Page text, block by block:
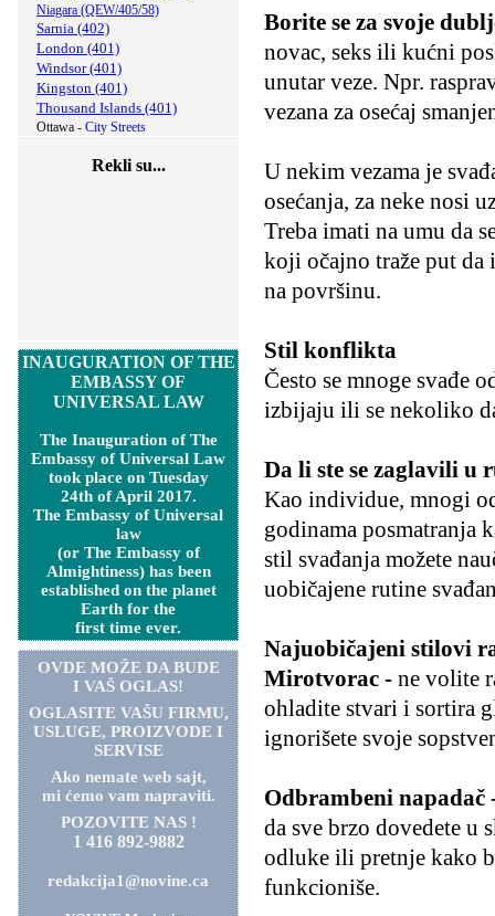
Niagara (QEW/405/58)
Sarnia (402)
London (401)
Windsor (401)
Kingston (401)
Thousand Islands (401)
Ottawa - City Streets
Rekli su...
INAUGURATION OF THE
EMBASSY OF
UNIVERSAL LAW
The Inauguration of The
Embassy of Universal Law
took place on Tuesday
24th of April 2017.
The Embassy of Universal
law
(or The Embassy of
Almightiness) has been
established on the planet
Earth for the
first time ever.
OVDE MOŽE DA BUDE
I VAŠ OGLAS!
OGLASITE VAŠU FIRMU,
USLUGE, PROIZVODE I
SERVISE
Ako nemate web sajt,
mi ćemo vam napraviti.
POZOVITE NAS !
1 416 892-9882
redakcija1@novine.ca
Borite se za svoje
novac, seks ili kućni
unutar veze. Npr.
vezana za osećaj
U nekim vezama je
osećanja, za neke nosi
Treba imati na umu da
koji očajno traže put
na površinu.
Stil konflikta
Često se mnoge svađe
izbijaju ili se nekoliko
Da li ste se zaglavili u
Kao individue, mnogi
godinama posmatranja
stil svađanja možete
uobičajene rutine
Najuobičajeni stilovi
Mirotvorac - ne volite
ohladite stvari i sortira
ignorišete svoje
Odbrambeni napadač
da sve brzo dovedete u
odluke ili pretnje kako
funkcioniše.